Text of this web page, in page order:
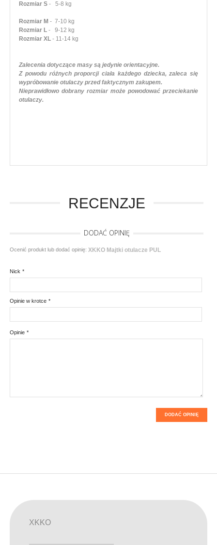
Rozmiar S - 5-8 kg
Rozmiar M - 7-10 kg
Rozmiar L - 9-12 kg
Rozmiar XL - 11-14 kg
Zalecenia dotyczące masy są jedynie orientacyjne.
Z powodu różnych proporcji ciała każdego dziecka, zaleca się
wypróbowanie otulaczy przed faktycznym zakupem.
Nieprawidłowo dobrany rozmiar może powodować przeciekanie
otulaczy.
RECENZJE
DODAĆ OPINIĘ
Ocenić produkt lub dodać opinię: XKKO Majtki otulacze PUL
*
Nick
*
Opinie w krotce
*
Opinie
DODAĆ OPINIĘ
XKKO